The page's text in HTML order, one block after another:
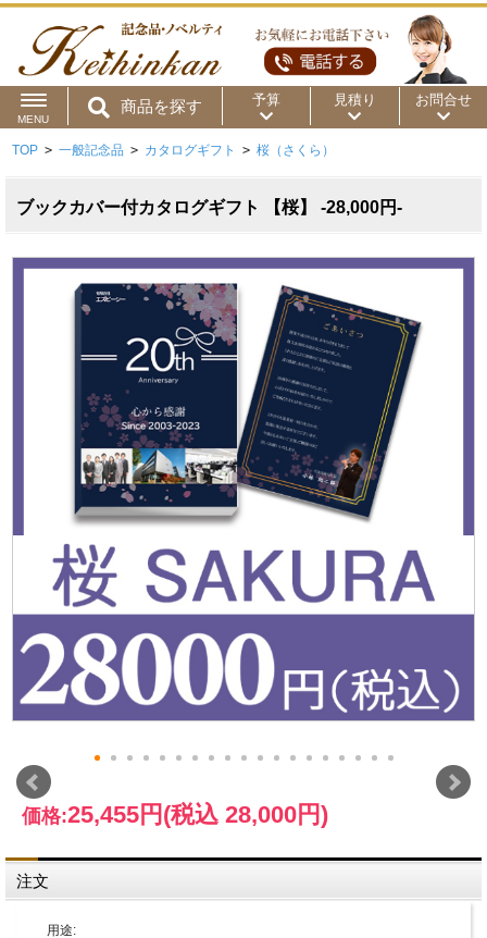
MENU
商品を探す 予算
用途から
商品カテゴリ
価格帯から
～50円 ～100円
～300円 ～500円 ～1,000円
～2,000円 ～5,000円 ～10,000円
～15,000円 ～20,000円 ～30,000円
～50,000円 50,001円～
見積り お問合せ
TOP > 一般記念品 > カタログギフト > 桜（さくら）
ブックカバー付カタログギフト 【桜】 -28,000円-
価格:25,455円 (税込 28,000円)
注文
用途: